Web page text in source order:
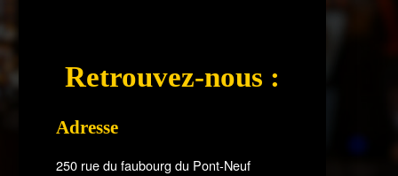
Retrouvez-nous :
Adresse
250 rue du faubourg du Pont-Neuf